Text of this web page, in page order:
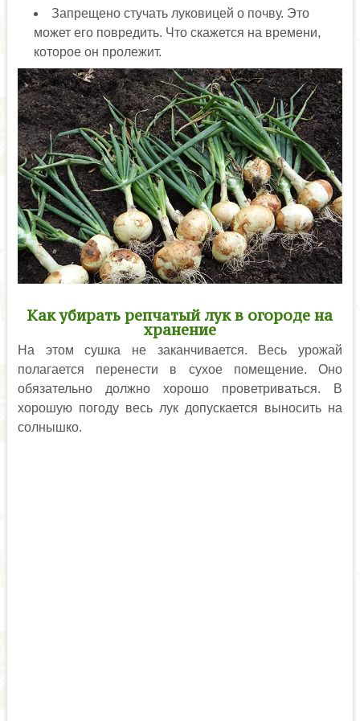
Запрещено стучать луковицей о почву. Это
может его повредить. Что скажется на времени,
которое он пролежит.
Как убирать репчатый лук в огороде на
хранение
На этом сушка не заканчивается. Весь урожай
полагается перенести в сухое помещение. Оно
обязательно должно хорошо проветриваться. В
хорошую погоду весь лук допускается выносить на
солнышко.